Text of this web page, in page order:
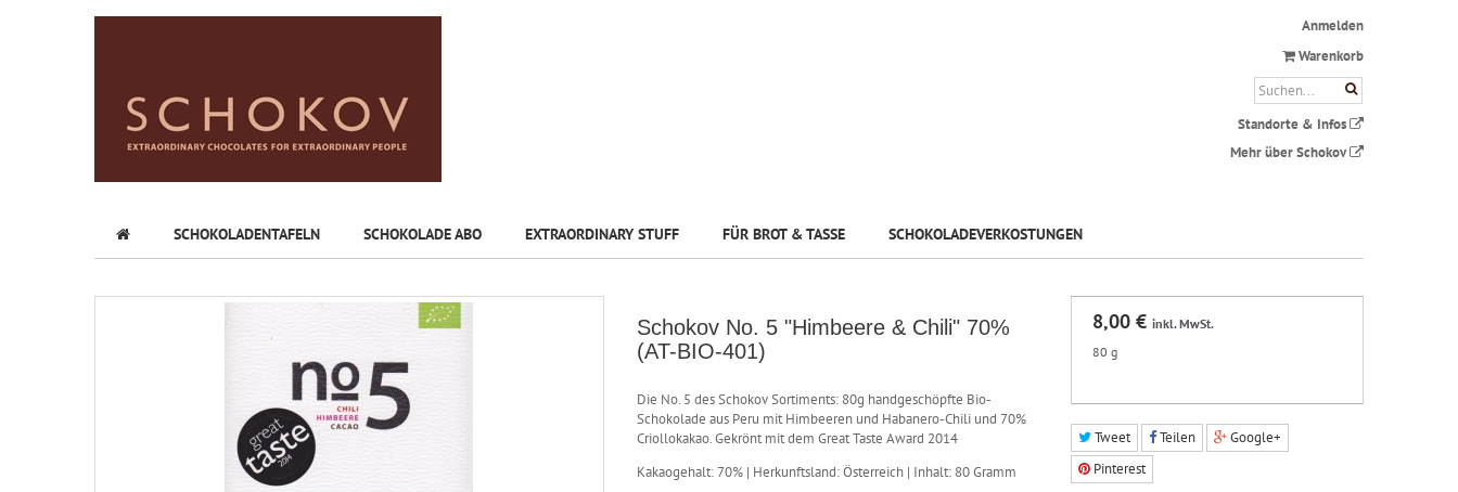
Anmelden
Warenkorb
Standorte & Infos
Mehr über Schokov
SCHOKOLADENTAFELN SCHOKOLADE ABO EXTRAORDINARY STUFF FÜR BROT & TASSE SCHOKOLADEVERKOSTUNGEN
Schokov No. 5 "Himbeere & Chili" 70%
(AT-BIO-401)
Die No. 5 des Schokov Sortiments: 80g handgeschöpfte Bio-
Schokolade aus Peru mit Himbeeren und Habanero-Chili und 70%
Criollokakao. Gekrönt mit dem Great Taste Award 2014
Kakaogehalt: 70% | Herkunftsland: Österreich | Inhalt: 80 Gramm
8,00 € inkl. MwSt.
80 g
Tweet Teilen
Google+
Pinterest